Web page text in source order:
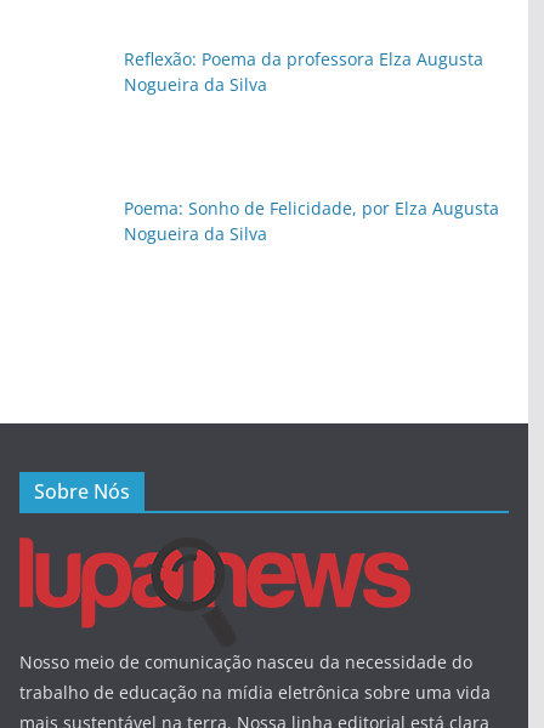
Reflexão: Poema da professora Elza Augusta
Nogueira da Silva
Poema: Sonho de Felicidade, por Elza Augusta
Nogueira da Silva
Sobre Nós
Nosso meio de comunicação nasceu da necessidade do
trabalho de educação na mídia eletrônica sobre uma vida
mais sustentável na terra. Nossa linha editorial está clara